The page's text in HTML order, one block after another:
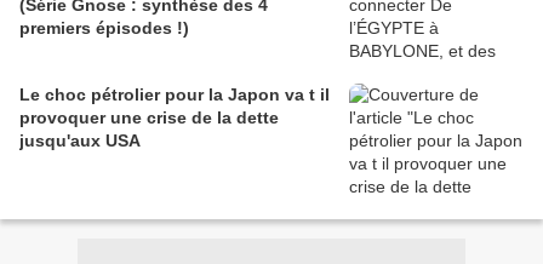
(Série Gnose : synthèse des 4
premiers épisodes !)
Le choc pétrolier pour la Japon va t il
provoquer une crise de la dette
jusqu'aux USA